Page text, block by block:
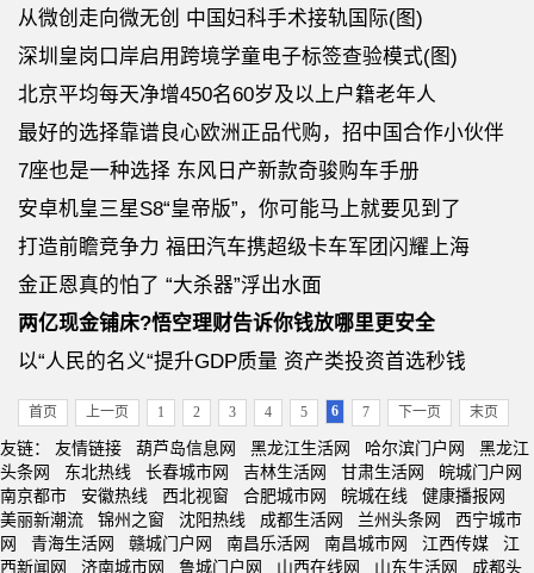
从微创走向微无创 中国妇科手术接轨国际(图)
深圳皇岗口岸启用跨境学童电子标签查验模式(图)
北京平均每天净增450名60岁及以上户籍老年人
最好的选择靠谱良心欧洲正品代购，招中国合作小伙伴
7座也是一种选择 东风日产新款奇骏购车手册
安卓机皇三星S8“皇帝版”，你可能马上就要见到了
打造前瞻竞争力 福田汽车携超级卡车军团闪耀上海
金正恩真的怕了 “大杀器”浮出水面
两亿现金铺床?悟空理财告诉你钱放哪里更安全
以“人民的名义“提升GDP质量 资产类投资首选秒钱
首页 上一页 1 2 3 4 5 6 7 下一页 末页
友链： 友情链接 葫芦岛信息网 黑龙江生活网 哈尔滨门户网
黑龙江
头条网
东北热线 长春城市网 吉林生活网 甘肃生活网
皖城门户网
南京都市
安徽热线 西北视窗 合肥城市网 皖城在线
健康播报网
美丽新潮流
锦州之窗 沈阳热线 成都生活网 兰州头条网
西宁城市
网
青海生活网 赣城门户网 南昌乐活网 南昌城市网 江西传媒
江
西新闻网
济南城市网 鲁城门户网 山西在线网 山东生活网 成都头